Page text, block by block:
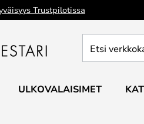
Trustpilotissa
verkkokaupan
ULKOVALAISIMET